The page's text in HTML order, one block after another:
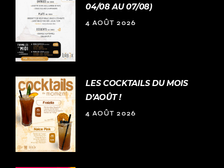
04/08 AU 07/08)
4 AOÛT 2026
LES COCKTAILS DU MOIS
D’AOÛT !
4 AOÛT 2026